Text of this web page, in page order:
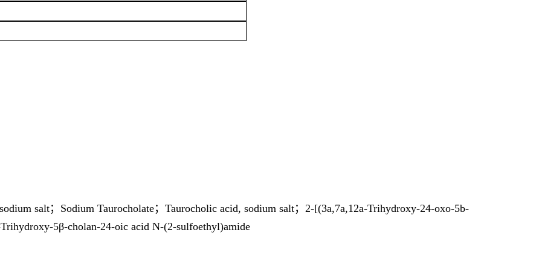
salt；Sodium Taurocholate；Taurocholic acid, sodium salt；2-[(3a,7a,12a-Trihydroxy-24-oxo-5b-
5β-cholan-24-oic acid N-(2-sulfoethyl)amide